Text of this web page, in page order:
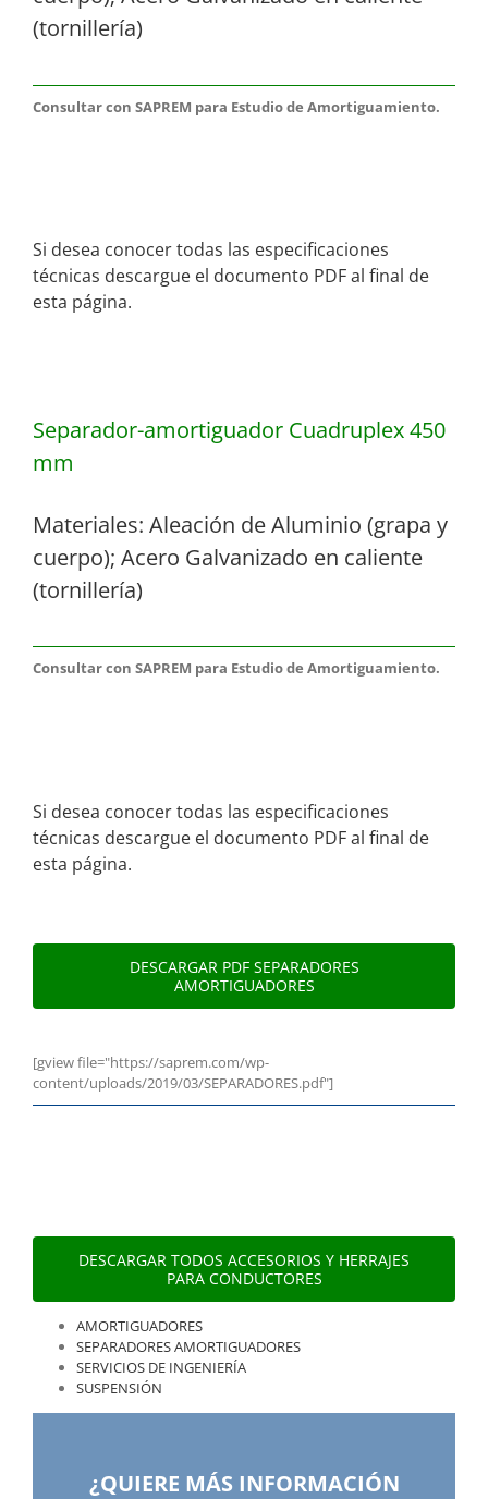
(tornillería)
Consultar con SAPREM para Estudio de Amortiguamiento.
Si desea conocer todas las especificaciones
técnicas descargue el documento PDF al final de
esta página.
Separador-amortiguador Cuadruplex 450
mm
Materiales: Aleación de Aluminio (grapa y
cuerpo); Acero Galvanizado en caliente
(tornillería)
Consultar con SAPREM para Estudio de Amortiguamiento.
Si desea conocer todas las especificaciones
técnicas descargue el documento PDF al final de
esta página.
DESCARGAR PDF SEPARADORES
AMORTIGUADORES
[gview file="https://saprem.com/wp-
content/uploads/2019/03/SEPARADORES.pdf"]
DESCARGAR TODOS ACCESORIOS Y HERRAJES
PARA CONDUCTORES
AMORTIGUADORES
SEPARADORES AMORTIGUADORES
SERVICIOS DE INGENIERÍA
SUSPENSIÓN
¿QUIERE MÁS INFORMACIÓN